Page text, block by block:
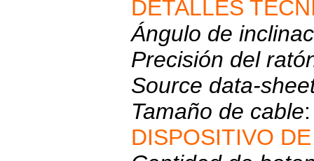
DETALLES
Ángulo de
Precisión del
Source data-
Tamaño de cable
DISPOSITIVO